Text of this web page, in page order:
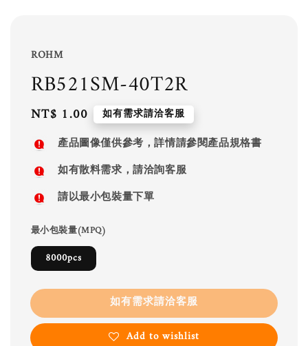
ROHM
RB521SM-40T2R
Regular
price
NT$ 1.00 如有需求請洽客服
產品圖像僅供參考，詳情請參閱產品規格書
如有散料需求，請洽詢客服
請以最小包裝量下單
最小包裝量(MPQ)
8000pcs
如有需求請洽客服
Add to wishlist